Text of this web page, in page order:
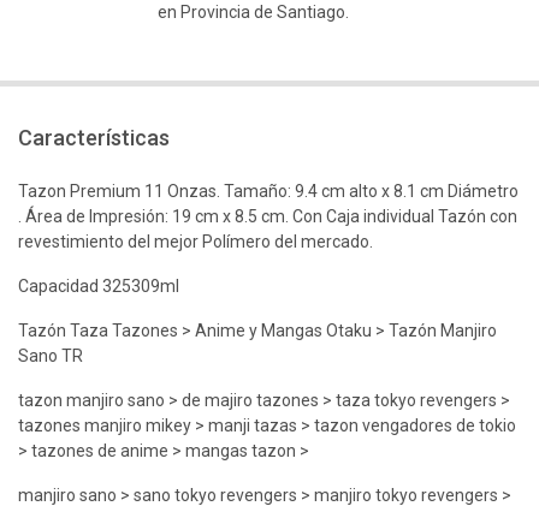
en Provincia de Santiago.
Características
Tazon Premium 11 Onzas. Tamaño: 9.4 cm alto x 8.1 cm Diámetro
. Área de Impresión: 19 cm x 8.5 cm. Con Caja individual Tazón con
revestimiento del mejor Polímero del mercado.
Capacidad 325309ml
Tazón Taza Tazones > Anime y Mangas Otaku > Tazón Manjiro
Sano TR
tazon manjiro sano > de majiro tazones > taza tokyo revengers >
tazones manjiro mikey > manji tazas > tazon vengadores de tokio
> tazones de anime > mangas tazon >
manjiro sano > sano tokyo revengers > manjiro tokyo revengers >